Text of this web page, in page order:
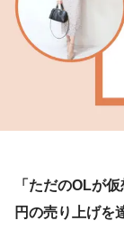
「ただのOLが
円の売り上げを